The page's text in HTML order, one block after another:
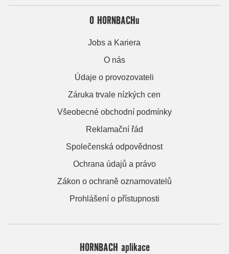
O HORNBACHu
Jobs a Kariera
O nás
Údaje o provozovateli
Záruka trvale nízkých cen
Všeobecné obchodní podmínky
Reklamační řád
Společenská odpovědnost
Ochrana údajů a právo
Zákon o ochraně oznamovatelů
Prohlášení o přístupnosti
HORNBACH aplikace